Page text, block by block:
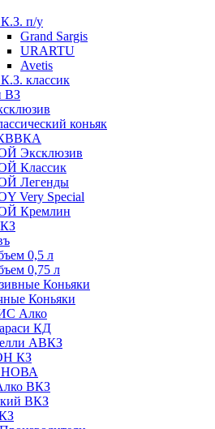
п/у
Grand Sargis
URARTU
Avetis
классик
ВЗ
коньяк
Эксклюзив
Классик
Легенды
Very Speсial
Кремлин
0,5 л
0,75 л
Коньяки
Коньяки
Алко
КД
АВКЗ
КЗ
ВКЗ
ВКЗ